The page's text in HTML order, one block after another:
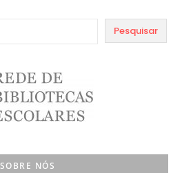
Pesquisar
SOBRE NÓS